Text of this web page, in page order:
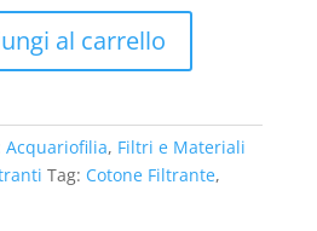
al carrello
Acquariofilia, Filtri e Materiali
Tag: Cotone Filtrante,